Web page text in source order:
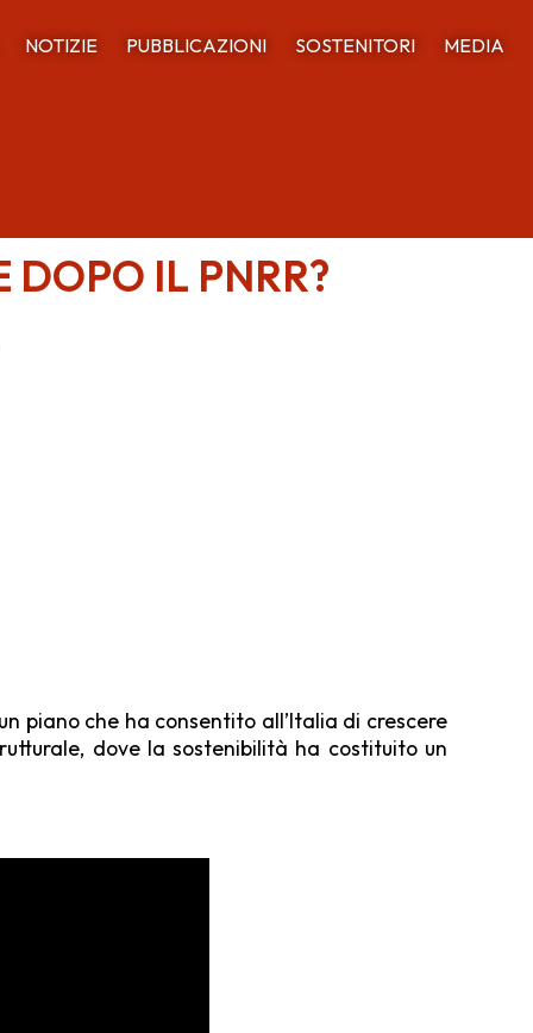
NOTIZIE PUBBLICAZIONI SOSTENITORI MEDIA
DOPO IL PNRR?
piano che ha consentito all’Italia di crescere
dove la sostenibilità ha costituito un